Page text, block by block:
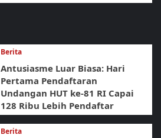
Berita
Antusiasme Luar Biasa: Hari
Pertama Pendaftaran
Undangan HUT ke-81 RI Capai
128 Ribu Lebih Pendaftar
Berita